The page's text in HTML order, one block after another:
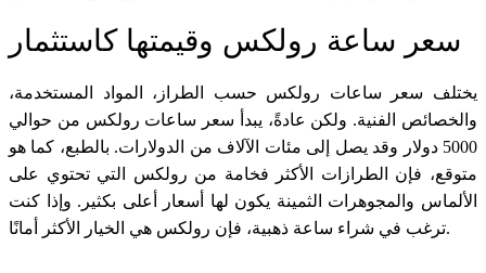
سعر ساعة رولكس وقيمتها كاستثمار
يختلف سعر ساعات رولكس حسب الطراز، المواد المستخدمة،
والخصائص الفنية. ولكن عادةً، يبدأ سعر ساعات رولكس من حوالي
5000 دولار وقد يصل إلى مئات الآلاف من الدولارات. بالطبع، كما هو
متوقع، فإن الطرازات الأكثر فخامة من رولكس التي تحتوي على
الألماس والمجوهرات الثمينة يكون لها أسعار أعلى بكثير. وإذا كنت
ترغب في شراء ساعة ذهبية، فإن رولكس هي الخيار الأكثر أمانًا.